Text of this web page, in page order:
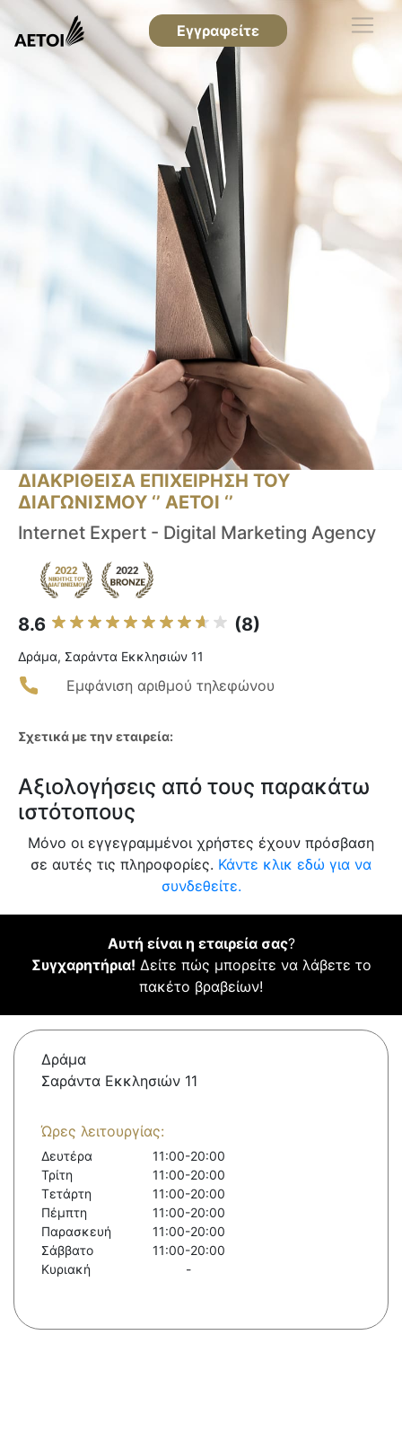
Εγγραφείτε
ΔΙΑΚΡΙΘΕΙΣΑ ΕΠΙΧΕΙΡΗΣΗ ΤΟΥ
ΔΙΑΓΩΝΙΣΜΟΥ ‘’ ΑΕΤΟΙ ‘’
Internet Expert - Digital Marketing Agency
8.6 (8)
Δράμα, Σαράντα Εκκλησιών 11
Εμφάνιση αριθμού τηλεφώνου
Σχετικά με την εταιρεία:
Αξιολογήσεις από τους παρακάτω
ιστότοπους
Μόνο οι εγγεγραμμένοι χρήστες έχουν πρόσβαση
σε αυτές τις πληροφορίες. Κάντε κλικ εδώ για να
συνδεθείτε.
Αυτή είναι η εταιρεία σας?
Συγχαρητήρια! Δείτε πώς μπορείτε να λάβετε το
πακέτο βραβείων!
Δράμα
Σαράντα Εκκλησιών 11
Ώρες λειτουργίας:
Δευτέρα
11:00-20:00
Τρίτη
11:00-20:00
Τετάρτη
11:00-20:00
Πέμπτη
11:00-20:00
Παρασκευή
11:00-20:00
Σάββατο
11:00-20:00
Κυριακή
-